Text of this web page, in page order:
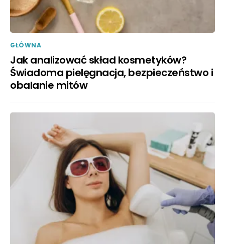
GŁÓWNA
Jak analizować skład kosmetyków?
Świadoma pielęgnacja, bezpieczeństwo i
obalanie mitów